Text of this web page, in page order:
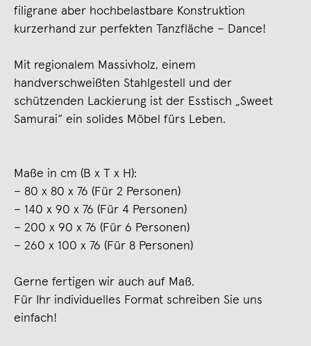
filigrane aber hochbelastbare Konstruktion
kurzerhand zur perfekten Tanzfläche – Dance!
Mit regionalem Massivholz, einem
handverschweißten Stahlgestell und der
schützenden Lackierung ist der Esstisch „Sweet
Samurai“ ein solides Möbel fürs Leben.
Maße in cm (B x T x H):
– 80 x 80 x 76 (Für 2 Personen)
– 140 x 90 x 76 (Für 4 Personen)
– 200 x 90 x 76 (Für 6 Personen)
– 260 x 100 x 76 (Für 8 Personen)
Gerne fertigen wir auch auf Maß.
Für Ihr individuelles Format schreiben Sie uns
einfach!